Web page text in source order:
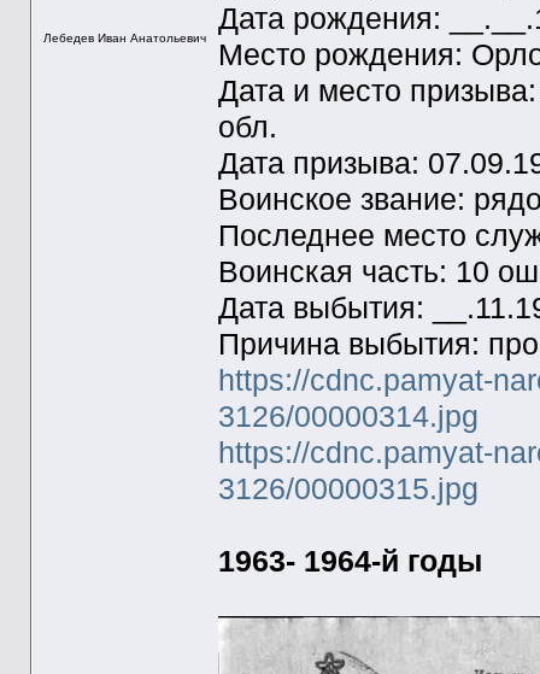
Лебедев Иван Анатольевич
Дата рождения:
Место рождения:
Дата и место
обл.
Дата призыва:
Воинское звание:
Последнее место
Воинская часть: 10
Дата выбытия:
Причина выбытия:
https://cdnc.pamyat-
3126/00000314.jpg
https://cdnc.pamyat-
3126/00000315.jpg
1963- 1964-й годы